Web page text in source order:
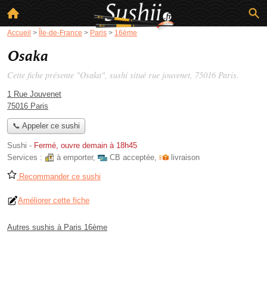
Accueil > Île-de-France > Paris > 16ème
Osaka
Cette fiche présente "Osaka", sushi situé rue jouvenet, 75016 Paris.
1 Rue Jouvenet
75016 Paris
📞 Appeler ce sushi
Sushi - Fermé, ouvre demain à 18h45
Services :
à emporter, CB acceptée, livraison
Recommander ce sushi
Améliorer cette fiche
Autres sushis à Paris 16ème